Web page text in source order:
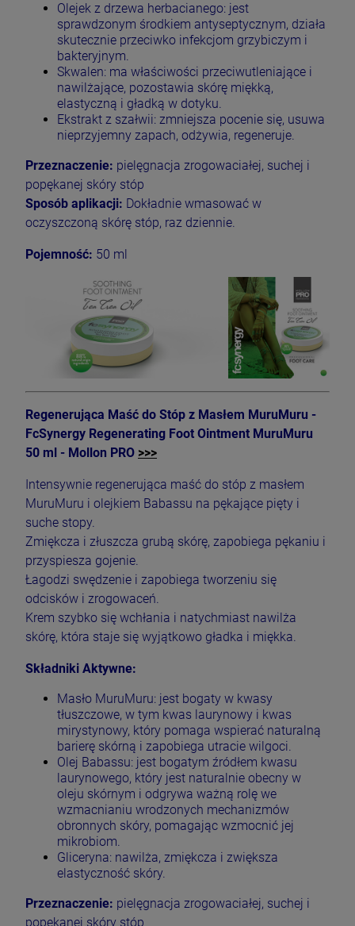
Olejek z drzewa herbacianego: jest
sprawdzonym środkiem antyseptycznym, działa
skutecznie przeciwko infekcjom grzybiczym i
bakteryjnym.
Skwalen: ma właściwości przeciwutleniające i
nawilżające, pozostawia skórę miękką,
elastyczną i gładką w dotyku.
Ekstrakt z szałwii: zmniejsza pocenie się, usuwa
nieprzyjemny zapach, odżywia, regeneruje.
Przeznaczenie: pielęgnacja zrogowaciałej, suchej i
popękanej skóry stóp
Sposób aplikacji: Dokładnie wmasować w
oczyszczoną skórę stóp, raz dziennie.
Pojemność: 50 ml
Regenerująca Maść do Stóp z Masłem MuruMuru -
FcSynergy Regenerating Foot Ointment MuruMuru
50 ml - Mollon PRO >>>
Intensywnie regenerująca maść do stóp z masłem
MuruMuru i olejkiem Babassu na pękające pięty i
suche stopy.
Zmiękcza i złuszcza grubą skórę, zapobiega pękaniu i
przyspiesza gojenie.
Łagodzi swędzenie i zapobiega tworzeniu się
odcisków i zrogowaceń.
Krem szybko się wchłania i natychmiast nawilża
skórę, która staje się wyjątkowo gładka i miękka.
Składniki Aktywne:
Masło MuruMuru: jest bogaty w kwasy
tłuszczowe, w tym kwas laurynowy i kwas
mirystynowy, który pomaga wspierać naturalną
barierę skórną i zapobiega utracie wilgoci.
Olej Babassu: jest bogatym źródłem kwasu
laurynowego, który jest naturalnie obecny w
oleju skórnym i odgrywa ważną rolę we
wzmacnianiu wrodzonych mechanizmów
obronnych skóry, pomagając wzmocnić jej
mikrobiom.
Gliceryna: nawilża, zmiękcza i zwiększa
elastyczność skóry.
Przeznaczenie: pielęgnacja zrogowaciałej, suchej i
popękanej skóry stóp